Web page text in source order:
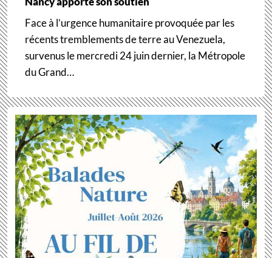
Face à l’urgence humanitaire provoquée par les
récents tremblements de terre au Venezuela,
survenus le mercredi 24 juin dernier, la Métropole
du Grand…